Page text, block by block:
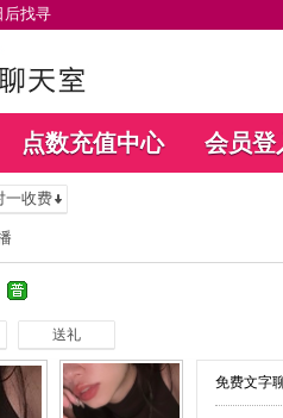
后找寻
点数充值中心 会员登
一收费
送礼
免费文字